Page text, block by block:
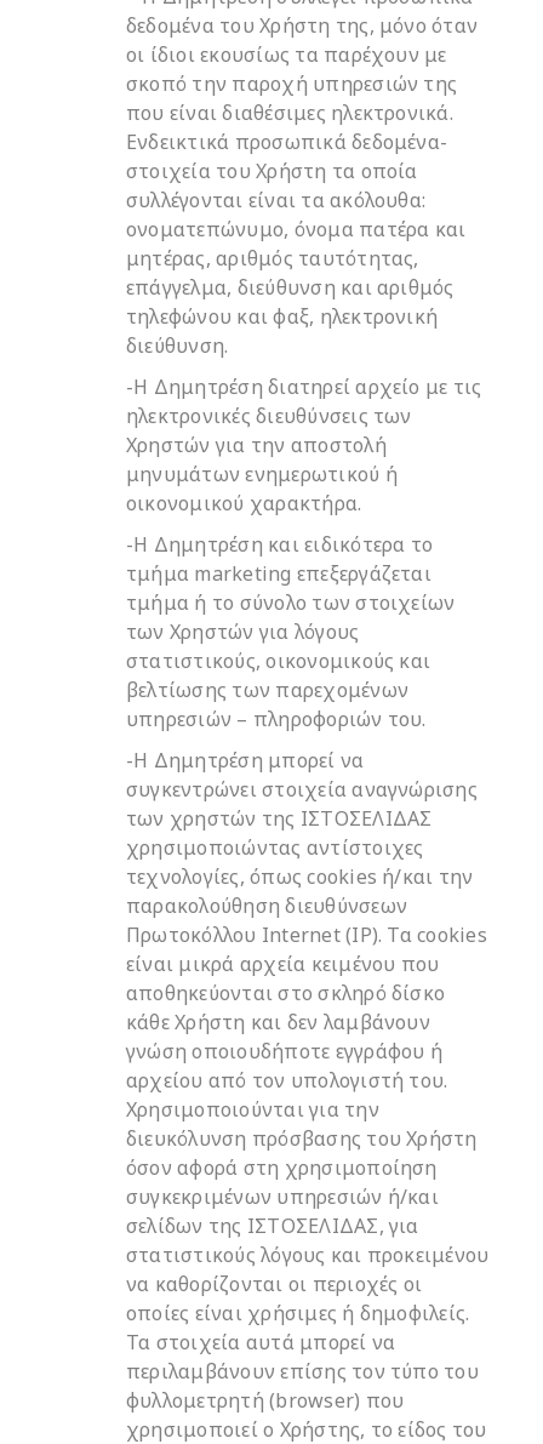
δεδομένα του Χρήστη της, μόνο όταν
οι ίδιοι εκουσίως τα παρέχουν με
σκοπό την παροχή υπηρεσιών της
που είναι διαθέσιμες ηλεκτρονικά.
Ενδεικτικά προσωπικά δεδομένα-
στοιχεία του Χρήστη τα οποία
συλλέγονται είναι τα ακόλουθα:
ονοματεπώνυμο, όνομα πατέρα και
μητέρας, αριθμός ταυτότητας,
επάγγελμα, διεύθυνση και αριθμός
τηλεφώνου και φαξ, ηλεκτρονική
διεύθυνση.
-Η Δημητρέση διατηρεί αρχείο με τις
ηλεκτρονικές διευθύνσεις των
Χρηστών για την αποστολή
μηνυμάτων ενημερωτικού ή
οικονομικού χαρακτήρα.
-Η Δημητρέση και ειδικότερα το
τμήμα marketing επεξεργάζεται
τμήμα ή το σύνολο των στοιχείων
των Χρηστών για λόγους
στατιστικούς, οικονομικούς και
βελτίωσης των παρεχομένων
υπηρεσιών – πληροφοριών του.
-Η Δημητρέση μπορεί να
συγκεντρώνει στοιχεία αναγνώρισης
των χρηστών της ΙΣΤΟΣΕΛΙΔΑΣ
χρησιμοποιώντας αντίστοιχες
τεχνολογίες, όπως cookies ή/και την
παρακολούθηση διευθύνσεων
Πρωτοκόλλου Internet (IP). Τα cookies
είναι μικρά αρχεία κειμένου που
αποθηκεύονται στο σκληρό δίσκο
κάθε Χρήστη και δεν λαμβάνουν
γνώση οποιουδήποτε εγγράφου ή
αρχείου από τον υπολογιστή του.
Χρησιμοποιούνται για την
διευκόλυνση πρόσβασης του Χρήστη
όσον αφορά στη χρησιμοποίηση
συγκεκριμένων υπηρεσιών ή/και
σελίδων της ΙΣΤΟΣΕΛΙΔΑΣ, για
στατιστικούς λόγους και προκειμένου
να καθορίζονται οι περιοχές οι
οποίες είναι χρήσιμες ή δημοφιλείς.
Τα στοιχεία αυτά μπορεί να
περιλαμβάνουν επίσης τον τύπο του
φυλλομετρητή (browser) που
χρησιμοποιεί ο Χρήστης, το είδος του